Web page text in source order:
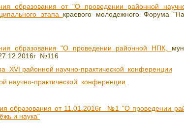
образования от "О проведении районной
этапа краевого молодежного Форума
образования "О проведении районной НПК,
№116
XVI районной научно-практической конференции
научно-практической конференции
образования от 11.01.2016г №1 "О проведении
и наука"